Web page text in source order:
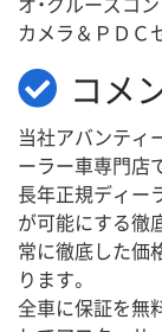
カメラ＆ＰＤＣ
コメ
当社アバンティ
ーラー車専門店
長年正規ディー
が可能にする徹
常に徹底した価
ります。
全車に保証を無